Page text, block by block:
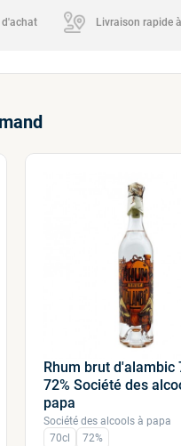
d'achat Livraison rapide
Rhum brut d'alambic
72% Société des
papa
Société des alcools à papa
70cl
72%